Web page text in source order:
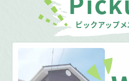
ピックアップ